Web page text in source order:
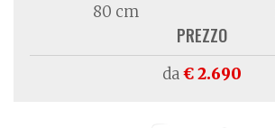
80 cm
PREZZO
da€ 2.690